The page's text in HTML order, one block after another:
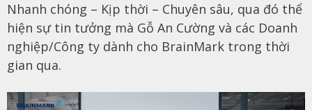
Nhanh chóng – Kịp thời – Chuyên sâu, qua đó thể
hiện sự tin tưởng mà Gỗ An Cường và các Doanh
nghiệp/Công ty dành cho BrainMark trong thời
gian qua.